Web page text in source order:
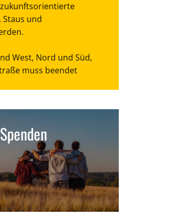
und
West, Nord und Süd,
muss beendet
Spenden